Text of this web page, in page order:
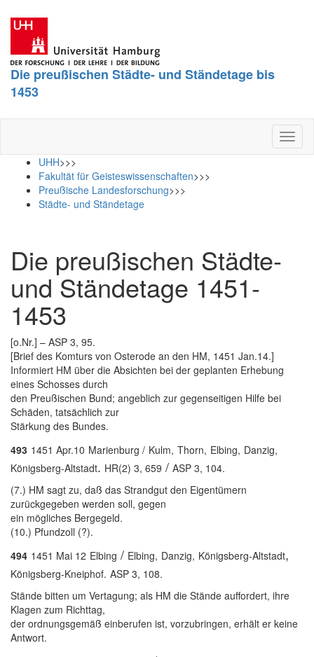
Die preußischen Städte- und Ständetage bis
1453
UHH>>>
Fakultät für Geisteswissenschaften>>>
Preußische Landesforschung>>>
Städte- und Ständetage
Die preußischen Städte-
und Ständetage 1451-
1453
[o.Nr.] – ASP 3, 95.
[Brief des Komturs von Osterode an den HM, 1451 Jan.14.]
Informiert HM über die Absichten bei der geplanten Erhebung
eines Schosses durch
den Preußischen Bund; angeblich zur gegenseitigen Hilfe bei
Schäden, tatsächlich zur
Stärkung des Bundes.
493 1451 Apr.10 Marienburg / Kulm, Thorn, Elbing, Danzig,
Königsberg-Altstadt. HR(2) 3, 659 / ASP 3, 104.
(7.) HM sagt zu, daß das Strandgut den Eigentümern
zurückgegeben werden soll, gegen
ein mögliches Bergegeld.
(10.) Pfundzoll (?).
494 1451 Mai 12 Elbing / Elbing, Danzig, Königsberg-Altstadt,
Königsberg-Kneiphof. ASP 3, 108.
Stände bitten um Vertagung; als HM die Stände auffordert, ihre
Klagen zum Richttag,
der ordnungsgemäß einberufen ist, vorzubringen, erhält er keine
Antwort.